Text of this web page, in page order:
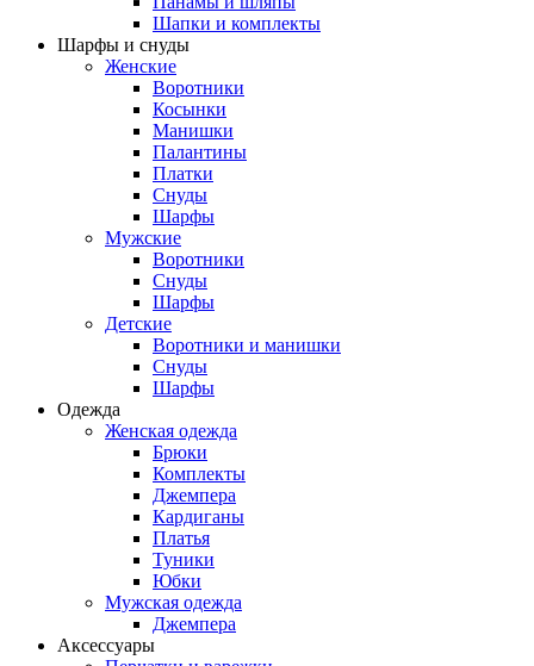
Шапки и комплекты
Шарфы и снуды
Женские
Воротники
Косынки
Манишки
Палантины
Платки
Снуды
Шарфы
Мужские
Воротники
Снуды
Шарфы
Детские
Воротники и манишки
Снуды
Шарфы
Одежда
Женская одежда
Брюки
Комплекты
Джемпера
Кардиганы
Платья
Туники
Юбки
Мужская одежда
Джемпера
Аксессуары